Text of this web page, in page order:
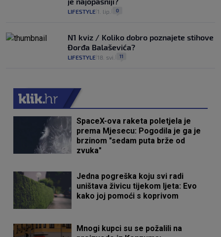
LIFESTYLE 1. lip. 0
N1 kviz / Koliko dobro poznajete stihove
Đorđa Balaševića?
LIFESTYLE 18. svi. 11
SpaceX-ova raketa poletjela je
prema Mjesecu: Pogodila je ga je
brzinom "sedam puta brže od
zvuka"
Jedna pogreška koju svi radi
uništava živicu tijekom ljeta: Evo
kako joj pomoći s koprivom
Mnogi kupci su se požalili na